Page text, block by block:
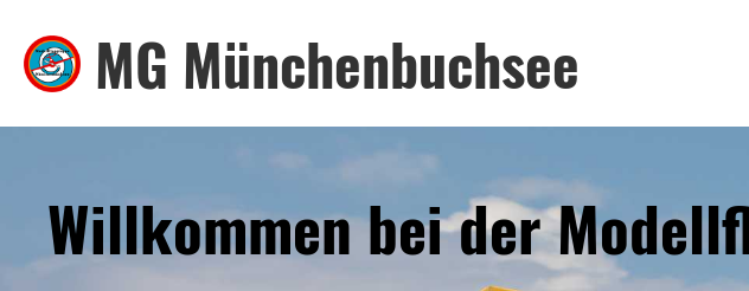
MG Münchenbuchsee
Willkommen bei der